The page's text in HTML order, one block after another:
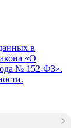
в
«О
№ 152-ФЗ».